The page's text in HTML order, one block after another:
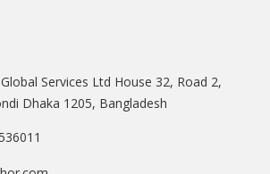
Services Ltd House 32, Road 2,
Dhaka 1205, Bangladesh